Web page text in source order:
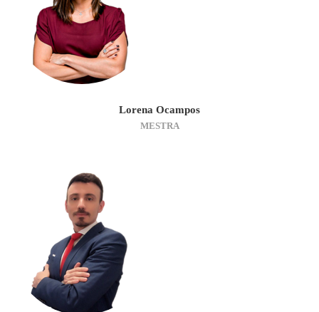
Lorena Ocampos
MESTRA